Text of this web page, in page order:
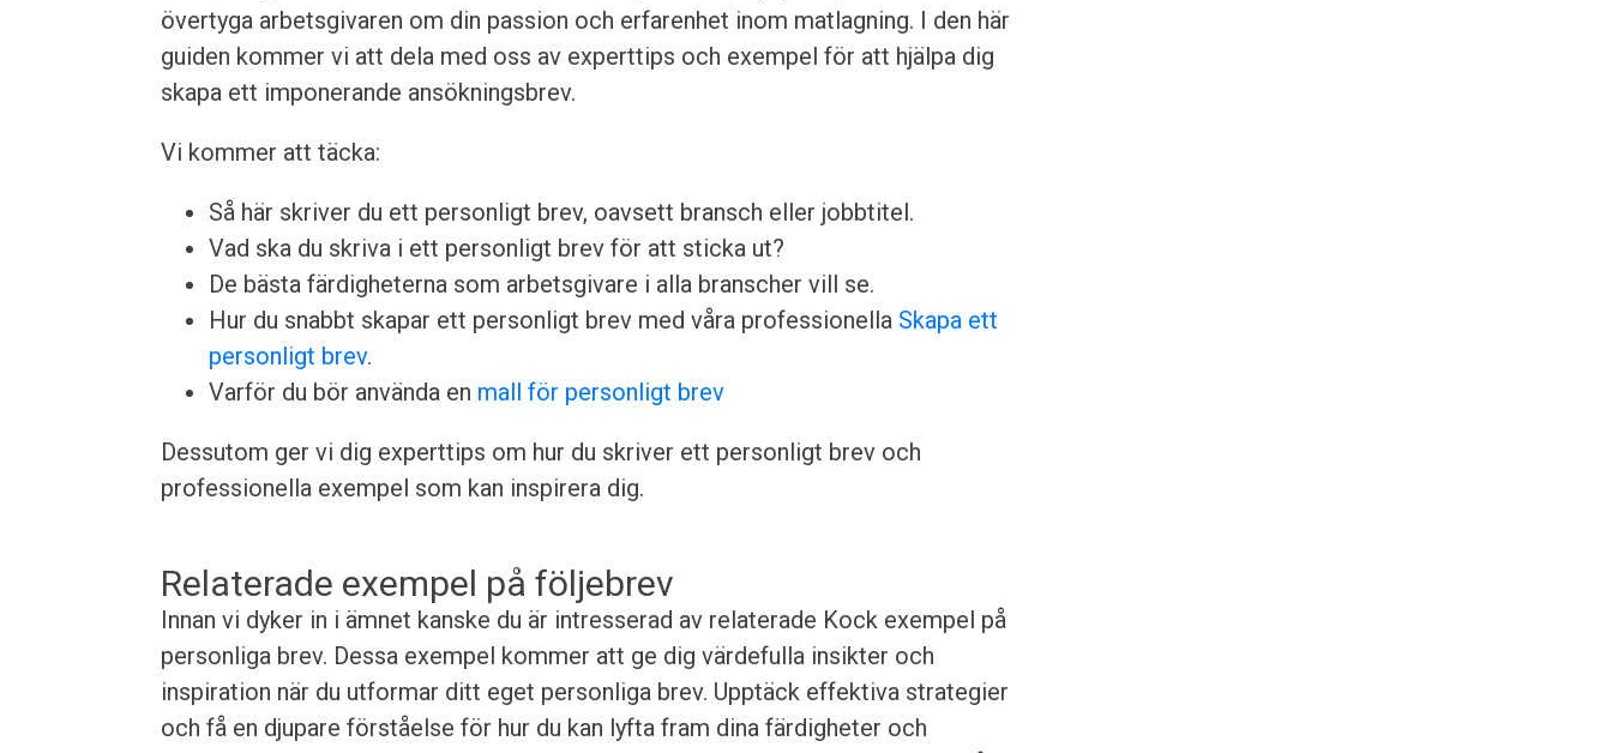
övertyga arbetsgivaren om din passion och erfarenhet inom matlagning. I den här
guiden kommer vi att dela med oss av experttips och exempel för att hjälpa dig
skapa ett imponerande ansökningsbrev.
Vi kommer att täcka:
Så här skriver du ett personligt brev, oavsett bransch eller jobbtitel.
Vad ska du skriva i ett personligt brev för att sticka ut?
De bästa färdigheterna som arbetsgivare i alla branscher vill se.
Hur du snabbt skapar ett personligt brev med våra professionella Skapa ett
personligt brev.
Varför du bör använda en mall för personligt brev
Dessutom ger vi dig experttips om hur du skriver ett personligt brev och
professionella exempel som kan inspirera dig.
Relaterade exempel på följebrev
Innan vi dyker in i ämnet kanske du är intresserad av relaterade Kock exempel på
personliga brev. Dessa exempel kommer att ge dig värdefulla insikter och
inspiration när du utformar ditt eget personliga brev. Upptäck effektiva strategier
och få en djupare förståelse för hur du kan lyfta fram dina färdigheter och